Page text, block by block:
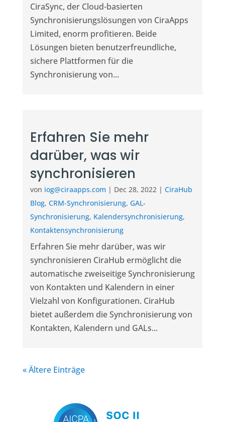
CiraSync, der Cloud-basierten
Synchronisierungslösungen von CiraApps
Limited, enorm profitieren. Beide
Lösungen bieten benutzerfreundliche,
sichere Plattformen für die
Synchronisierung von...
Erfahren Sie mehr
darüber, was wir
synchronisieren
von iog@ciraapps.com | Dec 28, 2022 | CiraHub
Blog, CRM-Synchronisierung, GAL-
Synchronisierung, Kalendersynchronisierung,
Kontaktensynchronisierung
Erfahren Sie mehr darüber, was wir
synchronisieren CiraHub ermöglicht die
automatische zweiseitige Synchronisierung
von Kontakten und Kalendern in einer
Vielzahl von Konfigurationen. CiraHub
bietet außerdem die Synchronisierung von
Kontakten, Kalendern und GALs...
« Ältere Einträge